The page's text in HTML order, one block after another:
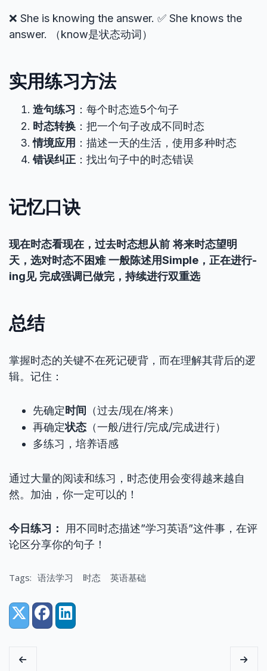
❌ She is knowing the answer. ✅ She knows the
answer. （know是状态动词）
实用练习方法
造句练习 ：每个时态造5个句子
时态转换 ：把一个句子改成不同时态
情境应用 ：描述一天的生活，使用多种时态
错误纠正 ：找出句子中的时态错误
记忆口诀
现在时态看现在，过去时态想从前 将来时态望明
天，选对时态不困难 一般陈述用Simple，正在进行-
ing见 完成强调已做完，持续进行双重选
总结
掌握时态的关键不在死记硬背，而在理解其背后的逻
辑。记住：
先确定 时间
（过去/现在/将来）
再确定状态 （一般/进行/完成/完成进行）
多练习，培养语感
通过大量的阅读和练习，时态使用会变得越来越自
然。加油，你一定可以的！
今日练习：
用不同时态描述”学习英语”这件事，在评
论区分享你的句子！
Tags: 语法学习 时态 英语基础
Share:
X (Twitter)
FacebookLinkedIn